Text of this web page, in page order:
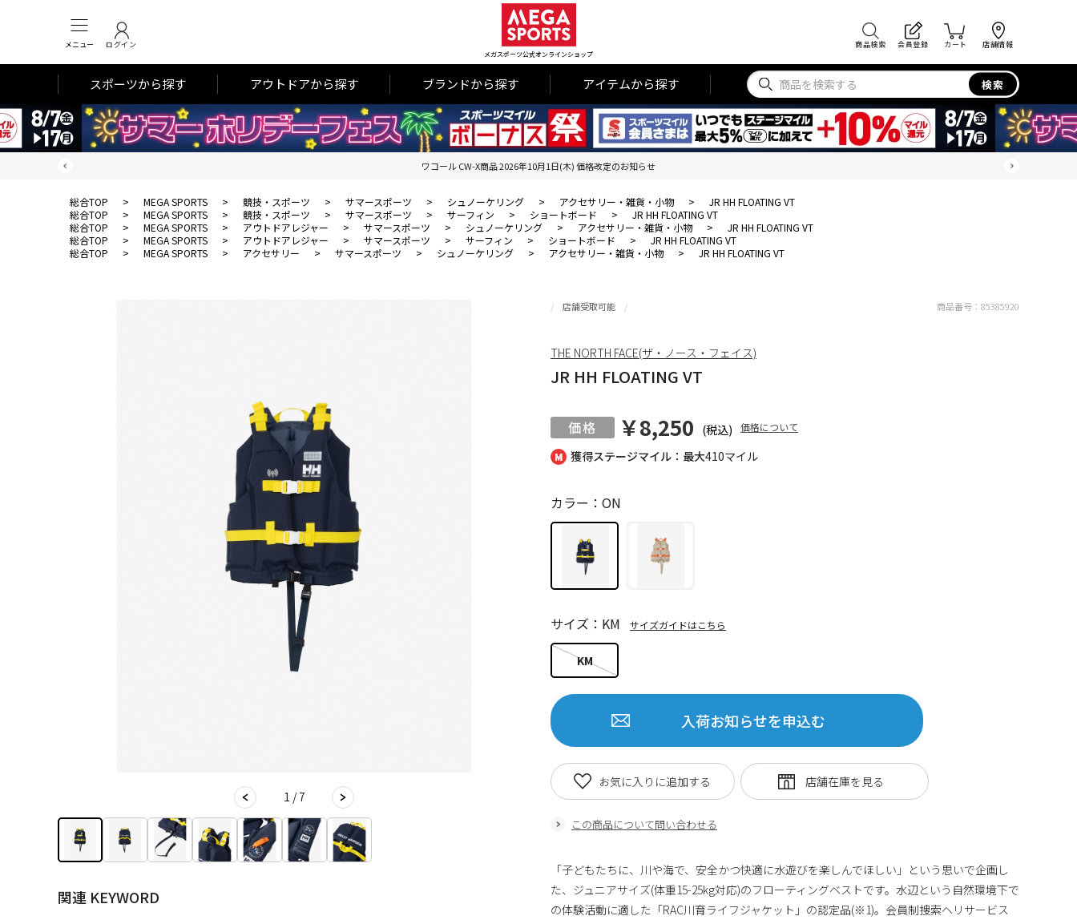
メニュー ログイン
メガスポーツ公式オンラインショップ
商品検索 会員登録 カート 店舗情報
スポーツから探す アウトドアから探す ブランドから探す アイテムから探す 検索
ワコール CW-X商品 2026年10月1日(木) 価格改定のお知らせ
総合TOP > MEGA SPORTS > 競技・スポーツ > サマースポーツ > シュノーケリング > アクセサリー・雑貨・小物 >
JR HH FLOATING VT
総合TOP
> MEGA SPORTS > 競技・スポーツ > サマースポーツ > サーフィン > ショートボード >
JR HH FLOATING VT
総合TOP
> MEGA SPORTS > アウトドアレジャー > サマースポーツ > シュノーケリング > アクセサリー・雑貨・小物 >
JR HH FLOATING VT
総合TOP
> MEGA SPORTS > アウトドアレジャー > サマースポーツ > サーフィン > ショートボード >
JR HH FLOATING VT
総合TOP
> MEGA SPORTS > アクセサリー > サマースポーツ > シュノーケリング > アクセサリー・雑貨・小物 > JR HH FLOATING VT
1 / 7
関連 KEYWORD
獲得ステージマイル：最大410マイル
店舗受取可能
JR HH FLOATING VT
￥8,250 (税込) 価格について
カラー：ON
KM
サイズ：KM サイズガイドはこちら
入荷お知らせを申込む
この商品について問い合わせる
お気に入りに追加する
商品番号： 85385920
THE NORTH FACE(ザ・ノース・フェイス)
「子どもたちに、川や海で、安全かつ快適に水遊びを楽しんでほしい」という思いで企画し
た、ジュニアサイズ(体重15-25kg対応)のフローティングベストです。水辺という自然環境下で
の体験活動に適した「RAC川育ライフジャケット」の認定品(※1)。会員制捜索ヘリサービス